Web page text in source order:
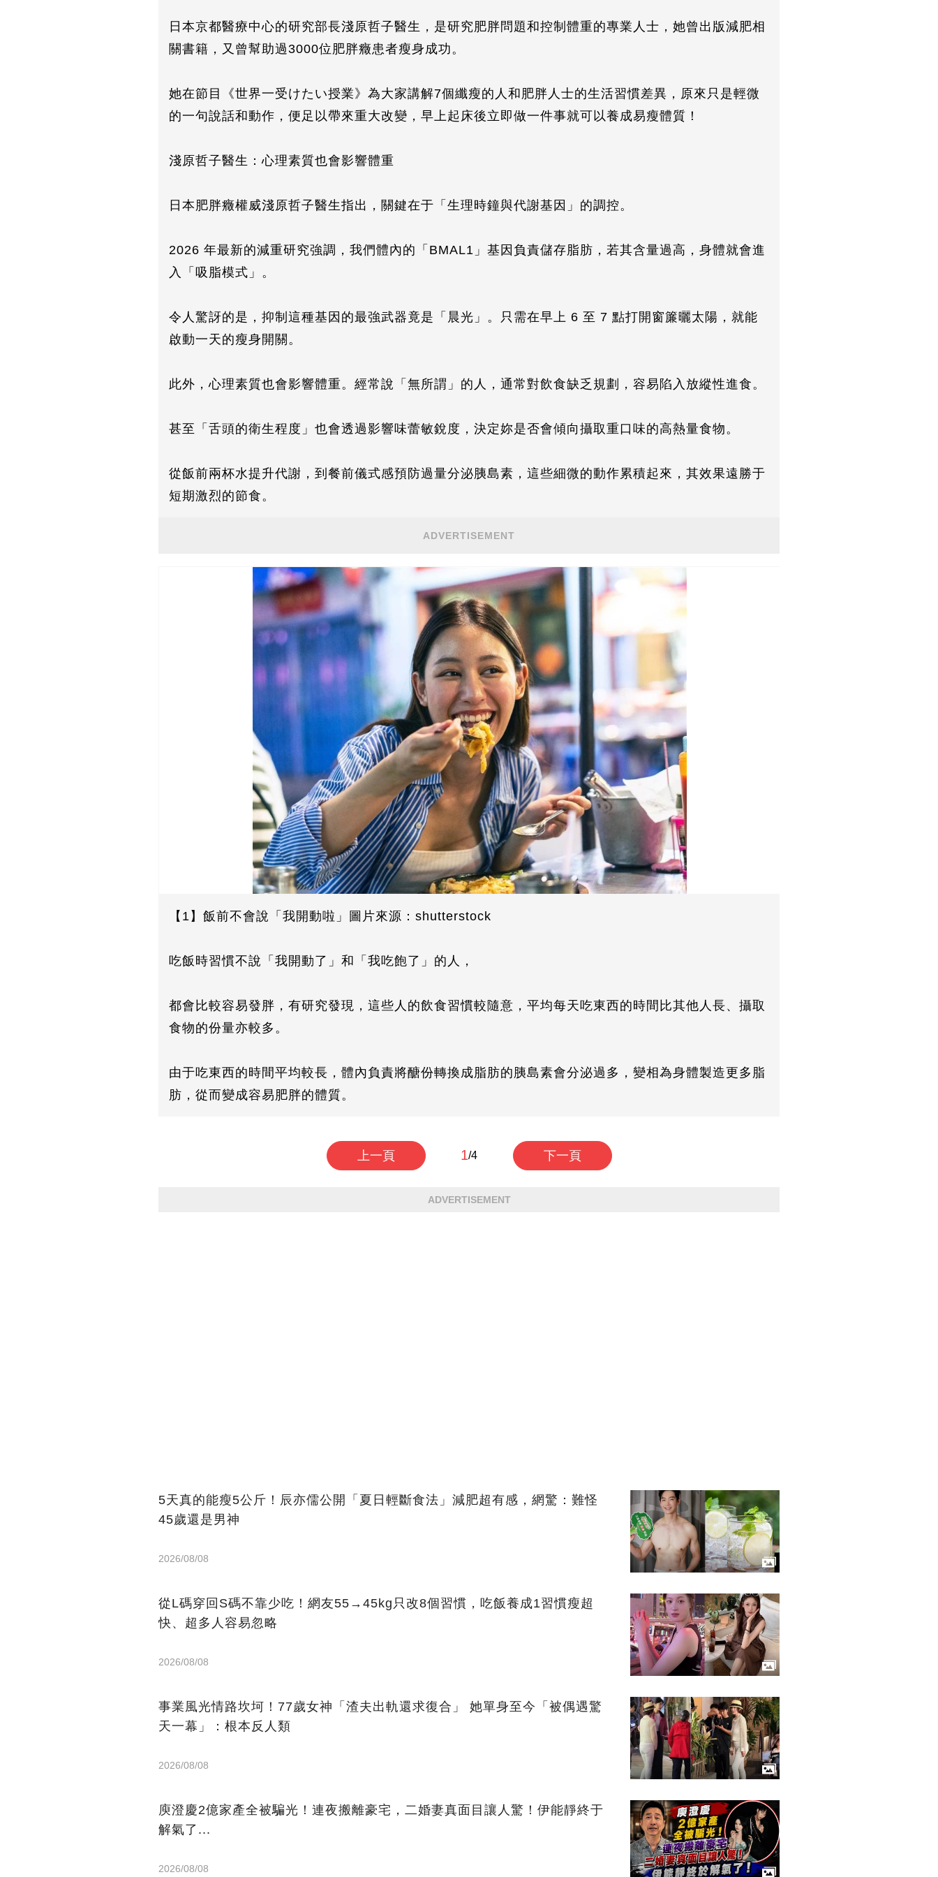
日本京都醫療中心的研究部長淺原哲子醫生，是研究肥胖問題和控制體重的專業人士，她曾出版減肥相
關書籍，又曾幫助過3000位肥胖癥患者瘦身成功。
她在節目《世界一受けたい授業》為大家講解7個纖瘦的人和肥胖人士的生活習慣差異，原來只是輕微
的一句說話和動作，便足以帶來重大改變，早上起床後立即做一件事就可以養成易瘦體質！
淺原哲子醫生：心理素質也會影響體重
日本肥胖癥權威淺原哲子醫生指出，關鍵在于「生理時鐘與代謝基因」的調控。
2026 年最新的減重研究強調，我們體內的「BMAL1」基因負責儲存脂肪，若其含量過高，身體就會進
入「吸脂模式」。
令人驚訝的是，抑制這種基因的最強武器竟是「晨光」。只需在早上 6 至 7 點打開窗簾曬太陽，就能
啟動一天的瘦身開關。
此外，心理素質也會影響體重。經常說「無所謂」的人，通常對飲食缺乏規劃，容易陷入放縱性進食。
甚至「舌頭的衛生程度」也會透過影響味蕾敏銳度，決定妳是否會傾向攝取重口味的高熱量食物。
從飯前兩杯水提升代謝，到餐前儀式感預防過量分泌胰島素，這些細微的動作累積起來，其效果遠勝于
短期激烈的節食。
ADVERTISEMENT
【1】飯前不會說「我開動啦」圖片來源：shutterstock
吃飯時習慣不說「我開動了」和「我吃飽了」的人，
都會比較容易發胖，有研究發現，這些人的飲食習慣較隨意，平均每天吃東西的時間比其他人長、攝取
食物的份量亦較多。
由于吃東西的時間平均較長，體內負責將醣份轉換成脂肪的胰島素會分泌過多，變相為身體製造更多脂
肪，從而變成容易肥胖的體質。
上一頁 1/4 下一頁
ADVERTISEMENT
5天真的能瘦5公斤！辰亦儒公開「夏日輕斷食法」減肥超有感，網驚：難怪
45歲還是男神
2026/08/08
從L碼穿回S碼不靠少吃！網友55→45kg只改8個習慣，吃飯養成1習慣瘦超
快、超多人容易忽略
2026/08/08
事業風光情路坎坷！77歲女神「渣夫出軌還求復合」 她單身至今「被偶遇驚
天一幕」：根本反人類
2026/08/08
庾澄慶2億家產全被騙光！連夜搬離豪宅，二婚妻真面目讓人驚！伊能靜終于
解氣了...
2026/08/08